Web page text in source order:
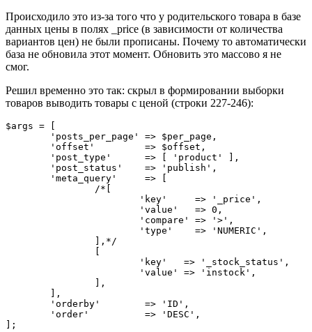
Происходило это из-за того что у родительского товара в базе
данных цены в полях _price (в зависимости от количества
вариантов цен) не были прописаны. Почему то автоматически
база не обновила этот момент. Обновить это массово я не
смог.
Решил временно это так: скрыл в формировании выборки
товаров выводить товары с ценой (строки 227-246):
$args = [
];